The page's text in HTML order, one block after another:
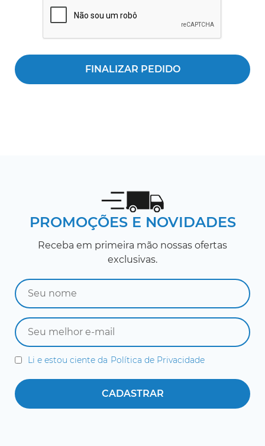
PROMOÇÕES E NOVIDADES
Receba em primeira mão nossas ofertas
exclusivas.
Li e estou ciente da Política de Privacidade